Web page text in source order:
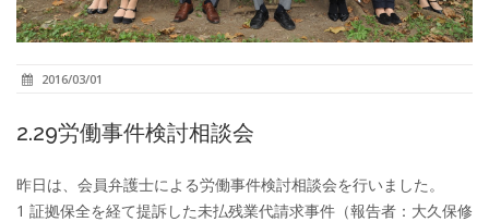
2016/03/01
2.29労働事件検討相談会
昨日は、会員弁護士による労働事件検討相談会を行いました。
1 証拠保全を経て提訴した未払残業代請求事件（報告者：大久保修